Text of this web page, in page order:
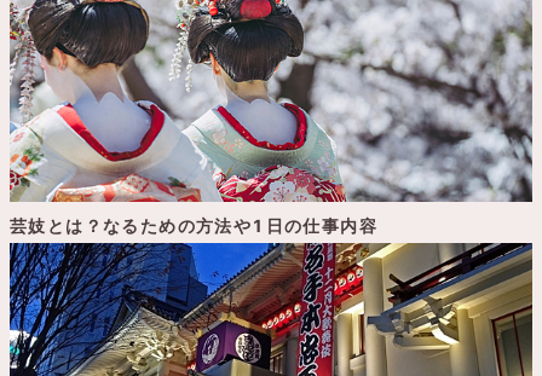
芸妓とは？なるための方法や1日の仕事内容